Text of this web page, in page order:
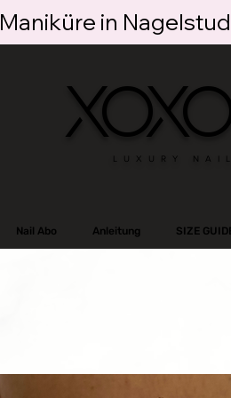
Maniküre in
LUXURY
Nail Abo Anleitung SIZE